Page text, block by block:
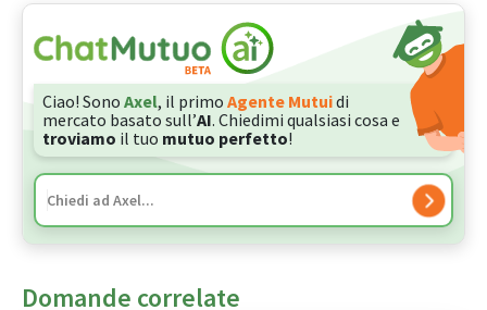
Ciao! Sono Axel, il primo Agente Mutuidi
mercato basato sull’AI. Chiedimi qualsiasi cosa e
troviamo il tuo mutuo perfetto!
Domande correlate